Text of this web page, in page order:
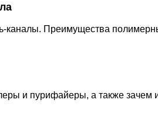
каналы. Преимущества
и пурифайеры, а также зачем